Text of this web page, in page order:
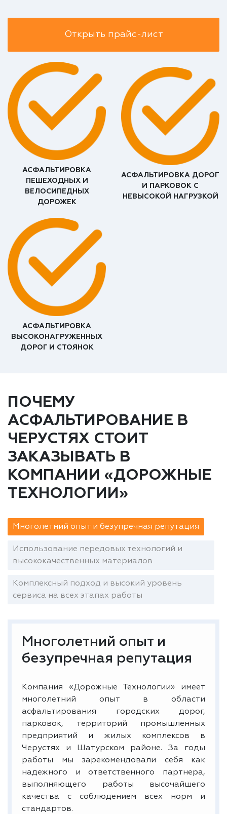
Открыть прайс-лист
АСФАЛЬТИРОВКА
ПЕШЕХОДНЫХ И
ВЕЛОСИПЕДНЫХ
ДОРОЖЕК
АСФАЛЬТИРОВКА ДОРОГ
И ПАРКОВОК С
НЕВЫСОКОЙ НАГРУЗКОЙ
АСФАЛЬТИРОВКА
ВЫСОКОНАГРУЖЕННЫХ
ДОРОГ И СТОЯНОК
ПОЧЕМУ
АСФАЛЬТИРОВАНИЕ В
ЧЕРУСТЯХ СТОИТ
ЗАКАЗЫВАТЬ В
КОМПАНИИ «ДОРОЖНЫЕ
ТЕХНОЛОГИИ»
Многолетний опыт и безупречная репутация
Использование передовых технологий и
высококачественных материалов
Комплексный подход и высокий уровень
сервиса на всех этапах работы
Многолетний опыт и
безупречная репутация
Компания «Дорожные Технологии» имеет
многолетний опыт в области
асфальтирования городских дорог,
парковок, территорий промышленных
предприятий и жилых комплексов в
Черустях и Шатурском районе. За годы
работы мы зарекомендовали себя как
надежного и ответственного партнера,
выполняющего работы высочайшего
качества с соблюдением всех норм и
стандартов.